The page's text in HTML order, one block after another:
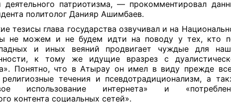
деятельного патриотизма, — прокомментировал
политолог Данияр Ашимбаев.
тезисы глава государства озвучивал и на
не можем и не будем идти на поводу у тех, кто
и иных веяний продвигает чуждые для
к тому же идущие вразрез с
Понятно, что в Атырау он имел в виду прежде
религиозные течения и псевдотрадиционализм, а
использование интернета» и
контента социальных сетей».